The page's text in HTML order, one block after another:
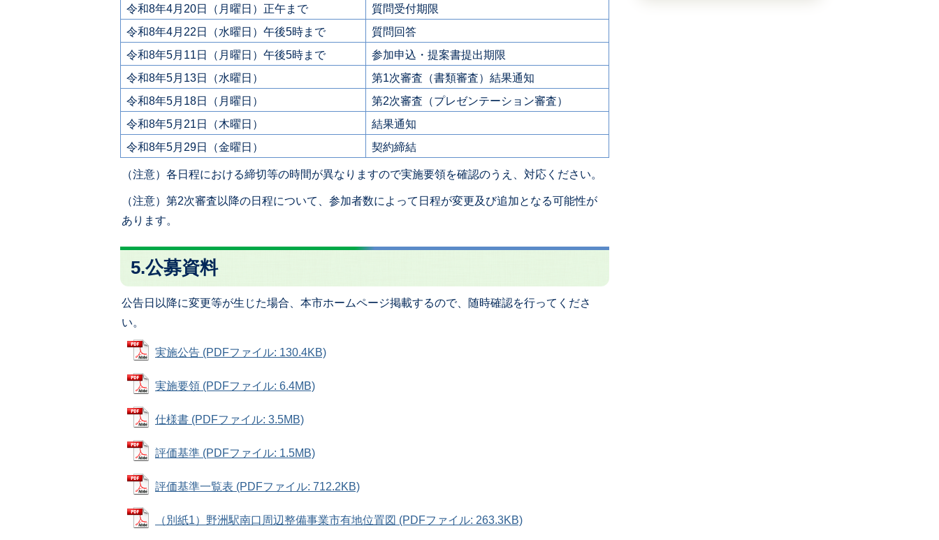
令和8年4月20日（月曜日）正午まで
質問受付期限
令和8年4月22日（水曜日）午後5時まで
質問回答
令和8年5月11日（月曜日）午後5時まで
参加申込・提案書提出期限
令和8年5月13日（水曜日）
第1次審査（書類審査）結果通知
令和8年5月18日（月曜日）
第2次審査（プレゼンテーション審査）
令和8年5月21日（木曜日）
結果通知
令和8年5月29日（金曜日）
契約締結
（注意）各日程における締切等の時間が異なりますので実施要領を確認のうえ、対応ください。
（注意）第2次審査以降の日程について、参加者数によって日程が変更及び追加となる可能性が
あります。
5.公募資料
公告日以降に変更等が生じた場合、本市ホームページ掲載するので、随時確認を行ってくださ
い。
実施公告 (PDFファイル: 130.4KB)
実施要領 (PDFファイル: 6.4MB)
仕様書 (PDFファイル: 3.5MB)
評価基準 (PDFファイル: 1.5MB)
評価基準一覧表 (PDFファイル: 712.2KB)
（別紙1）野洲駅南口周辺整備事業市有地位置図 (PDFファイル: 263.3KB)